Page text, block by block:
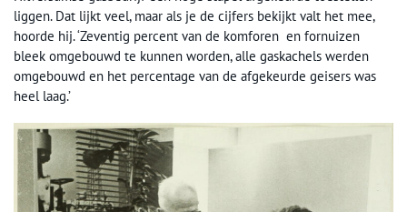
liggen. Dat lijkt veel, maar als je de cijfers bekijkt valt het mee,
hoorde hij. ‘Zeventig percent van de komforen en fornuizen
bleek omgebouwd te kunnen worden, alle gaskachels werden
omgebouwd en het percentage van de afgekeurde geisers was
heel laag.’